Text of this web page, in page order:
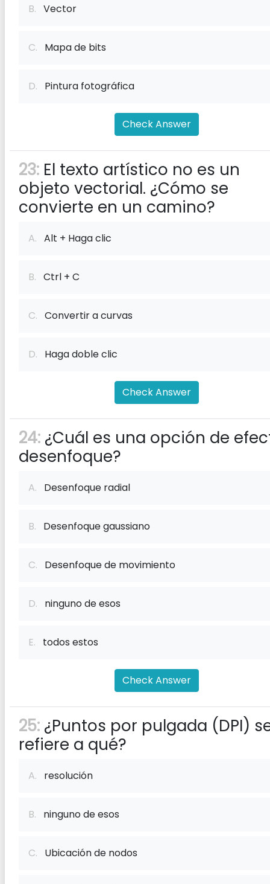
B. Vector
C. Mapa de bits
D. Pintura fotográfica
Check Answer
23: El texto artístico no es un
objeto vectorial. ¿Cómo se
convierte en un camino?
A. Alt + Haga clic
B. Ctrl + C
C. Convertir a curvas
D. Haga doble clic
Check Answer
24: ¿Cuál es una opción de
desenfoque?
A. Desenfoque radial
B. Desenfoque gaussiano
C. Desenfoque de movimiento
D. ninguno de esos
E. todos estos
Check Answer
25: ¿Puntos por pulgada (DPI)
refiere a qué?
A. resolución
B. ninguno de esos
C. Ubicación de nodos